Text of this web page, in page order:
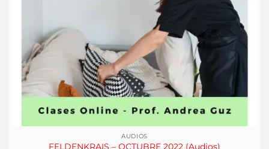
AUDIOS
FELDENKRAIS – OCTUBRE 2022 (Audios)